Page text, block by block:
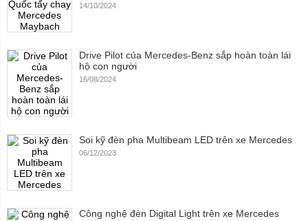
14/10/2024
Drive Pilot của Mercedes-Benz sắp hoàn toàn lái
hộ con người
16/08/2024
Soi kỹ đèn pha Multibeam LED trên xe Mercedes
06/12/2023
Công nghệ đèn Digital Light trên xe Mercedes